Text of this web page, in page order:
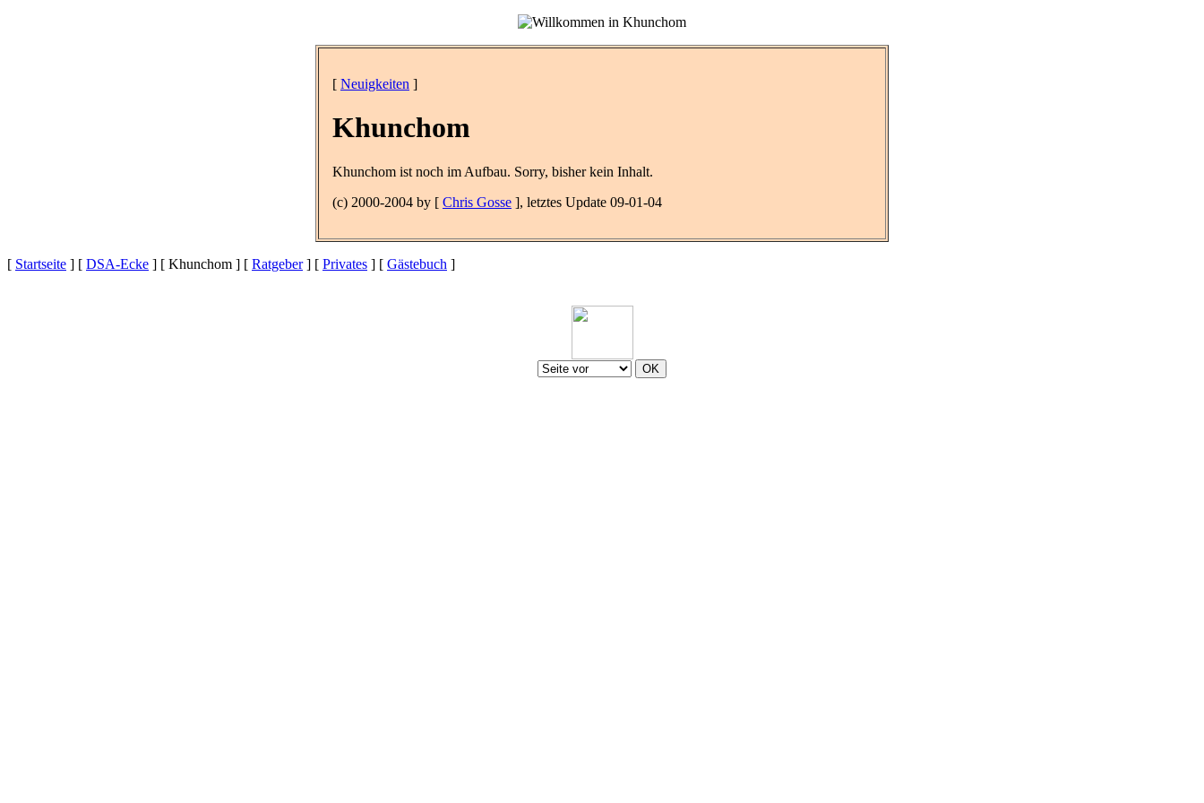
[ Neuigkeiten ]
Khunchom
Khunchom ist noch im Aufbau. Sorry, bisher kein Inhalt.
(c) 2000-2004 by [ Chris Gosse ], letztes Update 09-01-04
[ Startseite ] [ DSA-Ecke ] [ Khunchom ] [ Ratgeber] [ Privates ] [ Gästebuch ]